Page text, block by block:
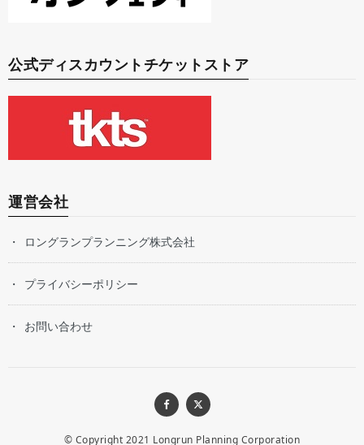
公式ディスカウントチケットストア
運営会社
ロングランプランニング株式会社
プライバシーポリシー
お問い合わせ
© Copyright 2021 Longrun Planning Corporation